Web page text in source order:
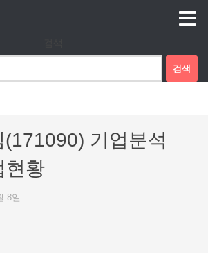
색:
기업분석
현황
8일